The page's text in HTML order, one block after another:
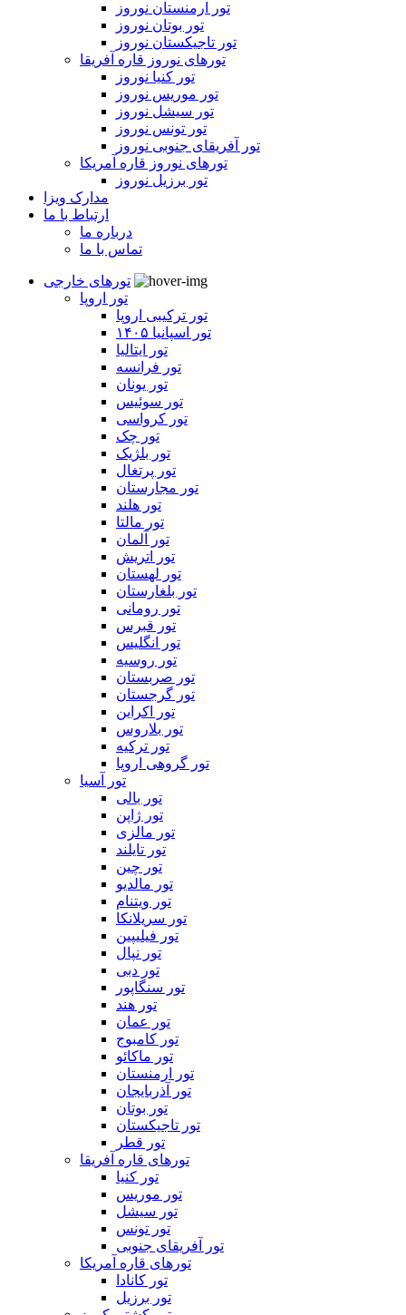
تور ارمنستان نوروز
تور بوتان نوروز
تور تاجیکستان نوروز
تورهای نوروز قاره آفریقا
تور کنیا نوروز
تور موریس نوروز
تور سیشل نوروز
تور تونس نوروز
تور آفریقای جنوبی نوروز
تورهای نوروز قاره آمریکا
تور برزیل نوروز
مدارک ویزا
ارتباط با ما
درباره ما
تماس با ما
تورهای خارجی
تور اروپا
تور ترکیبی اروپا
تور اسپانیا ۱۴۰۵
تور ایتالیا
تور فرانسه
تور یونان
تور سوئیس
تور کرواسی
تور چک
تور بلژیک
تور پرتغال
تور مجارستان
تور هلند
تور مالتا
تور آلمان
تور اتریش
تور لهستان
تور بلغارستان
تور رومانی
تور قبرس
تور انگلیس
تور روسیه
تور صربستان
تور گرجستان
تور اکراین
تور بلاروس
تور ترکیه
تور گروهی اروپا
تور آسیا
تور بالی
تور ژاپن
تور مالزی
تور تایلند
تور چین
تور مالدیو
تور ویتنام
تور سریلانکا
تور فیلیپین
تور نپال
تور دبی
تور سنگاپور
تور هند
تور عمان
تور کامبوج
تور ماکائو
تور ارمنستان
تور آذربایجان
تور بوتان
تور تاجیکستان
تور قطر
تورهای قاره آفریقا
تور کنیا
تور موریس
تور سیشل
تور تونس
تور آفریقای جنوبی
تورهای قاره آمریکا
تور کانادا
تور برزیل